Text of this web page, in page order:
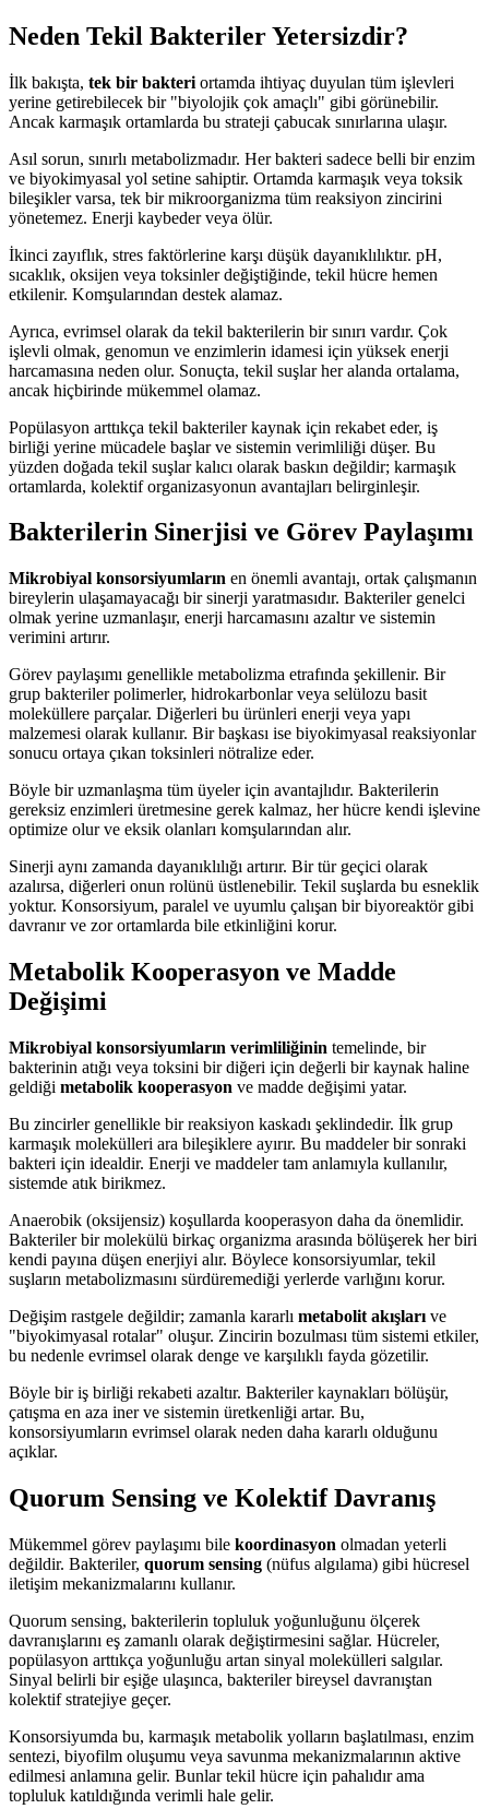
Neden Tekil Bakteriler Yetersizdir?
İlk bakışta, tek bir bakteri ortamda ihtiyaç duyulan tüm işlevleri
yerine getirebilecek bir "biyolojik çok amaçlı" gibi görünebilir.
Ancak karmaşık ortamlarda bu strateji çabucak sınırlarına ulaşır.
Asıl sorun, sınırlı metabolizmadır. Her bakteri sadece belli bir enzim
ve biyokimyasal yol setine sahiptir. Ortamda karmaşık veya toksik
bileşikler varsa, tek bir mikroorganizma tüm reaksiyon zincirini
yönetemez. Enerji kaybeder veya ölür.
İkinci zayıflık, stres faktörlerine karşı düşük dayanıklılıktır. pH,
sıcaklık, oksijen veya toksinler değiştiğinde, tekil hücre hemen
etkilenir. Komşularından destek alamaz.
Ayrıca, evrimsel olarak da tekil bakterilerin bir sınırı vardır. Çok
işlevli olmak, genomun ve enzimlerin idamesi için yüksek enerji
harcamasına neden olur. Sonuçta, tekil suşlar her alanda ortalama,
ancak hiçbirinde mükemmel olamaz.
Popülasyon arttıkça tekil bakteriler kaynak için rekabet eder, iş
birliği yerine mücadele başlar ve sistemin verimliliği düşer. Bu
yüzden doğada tekil suşlar kalıcı olarak baskın değildir; karmaşık
ortamlarda, kolektif organizasyonun avantajları belirginleşir.
Bakterilerin Sinerjisi ve Görev Paylaşımı
Mikrobiyal konsorsiyumların en önemli avantajı, ortak çalışmanın
bireylerin ulaşamayacağı bir sinerji yaratmasıdır. Bakteriler genelci
olmak yerine uzmanlaşır, enerji harcamasını azaltır ve sistemin
verimini artırır.
Görev paylaşımı genellikle metabolizma etrafında şekillenir. Bir
grup bakteriler polimerler, hidrokarbonlar veya selülozu basit
moleküllere parçalar. Diğerleri bu ürünleri enerji veya yapı
malzemesi olarak kullanır. Bir başkası ise biyokimyasal reaksiyonlar
sonucu ortaya çıkan toksinleri nötralize eder.
Böyle bir uzmanlaşma tüm üyeler için avantajlıdır. Bakterilerin
gereksiz enzimleri üretmesine gerek kalmaz, her hücre kendi işlevine
optimize olur ve eksik olanları komşularından alır.
Sinerji aynı zamanda dayanıklılığı artırır. Bir tür geçici olarak
azalırsa, diğerleri onun rolünü üstlenebilir. Tekil suşlarda bu esneklik
yoktur. Konsorsiyum, paralel ve uyumlu çalışan bir biyoreaktör gibi
davranır ve zor ortamlarda bile etkinliğini korur.
Metabolik Kooperasyon ve Madde
Değişimi
Mikrobiyal konsorsiyumların verimliliğinin temelinde, bir
bakterinin atığı veya toksini bir diğeri için değerli bir kaynak haline
geldiği metabolik kooperasyon ve madde değişimi yatar.
Bu zincirler genellikle bir reaksiyon kaskadı şeklindedir. İlk grup
karmaşık molekülleri ara bileşiklere ayırır. Bu maddeler bir sonraki
bakteri için idealdir. Enerji ve maddeler tam anlamıyla kullanılır,
sistemde atık birikmez.
Anaerobik (oksijensiz) koşullarda kooperasyon daha da önemlidir.
Bakteriler bir molekülü birkaç organizma arasında bölüşerek her biri
kendi payına düşen enerjiyi alır. Böylece konsorsiyumlar, tekil
suşların metabolizmasını sürdüremediği yerlerde varlığını korur.
Değişim rastgele değildir; zamanla kararlı metabolit akışları ve
"biyokimyasal rotalar" oluşur. Zincirin bozulması tüm sistemi etkiler,
bu nedenle evrimsel olarak denge ve karşılıklı fayda gözetilir.
Böyle bir iş birliği rekabeti azaltır. Bakteriler kaynakları bölüşür,
çatışma en aza iner ve sistemin üretkenliği artar. Bu,
konsorsiyumların evrimsel olarak neden daha kararlı olduğunu
açıklar.
Quorum Sensing ve Kolektif Davranış
Mükemmel görev paylaşımı bile koordinasyon olmadan yeterli
değildir. Bakteriler, quorum sensing (nüfus algılama) gibi hücresel
iletişim mekanizmalarını kullanır.
Quorum sensing, bakterilerin topluluk yoğunluğunu ölçerek
davranışlarını eş zamanlı olarak değiştirmesini sağlar. Hücreler,
popülasyon arttıkça yoğunluğu artan sinyal molekülleri salgılar.
Sinyal belirli bir eşiğe ulaşınca, bakteriler bireysel davranıştan
kolektif stratejiye geçer.
Konsorsiyumda bu, karmaşık metabolik yolların başlatılması, enzim
sentezi, biyofilm oluşumu veya savunma mekanizmalarının aktive
edilmesi anlamına gelir. Bunlar tekil hücre için pahalıdır ama
topluluk katıldığında verimli hale gelir.